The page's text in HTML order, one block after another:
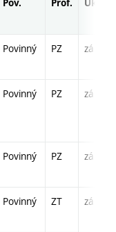
Pov. Prof. Uk.
Povinný PZ zá
Povinný PZ zá
Povinný PZ zá
Povinný ZT zá